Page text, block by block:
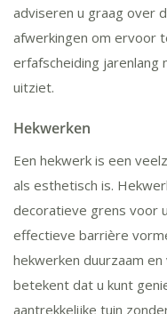
adviseren u graag over
afwerkingen om ervoor
erfafscheiding
uitziet.
Hekwerken
Een hekwerk is een
als esthetisch is.
decoratieve grens voor
effectieve barrière
hekwerken duurzaam
betekent dat u kunt
aantrekkelijke tuin